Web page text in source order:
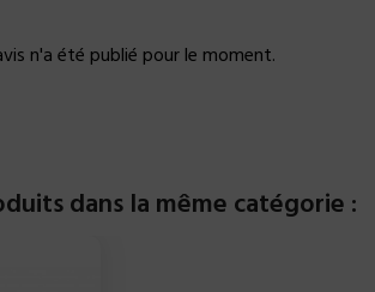
n'a été publié pour le moment.
dans la même catégorie :